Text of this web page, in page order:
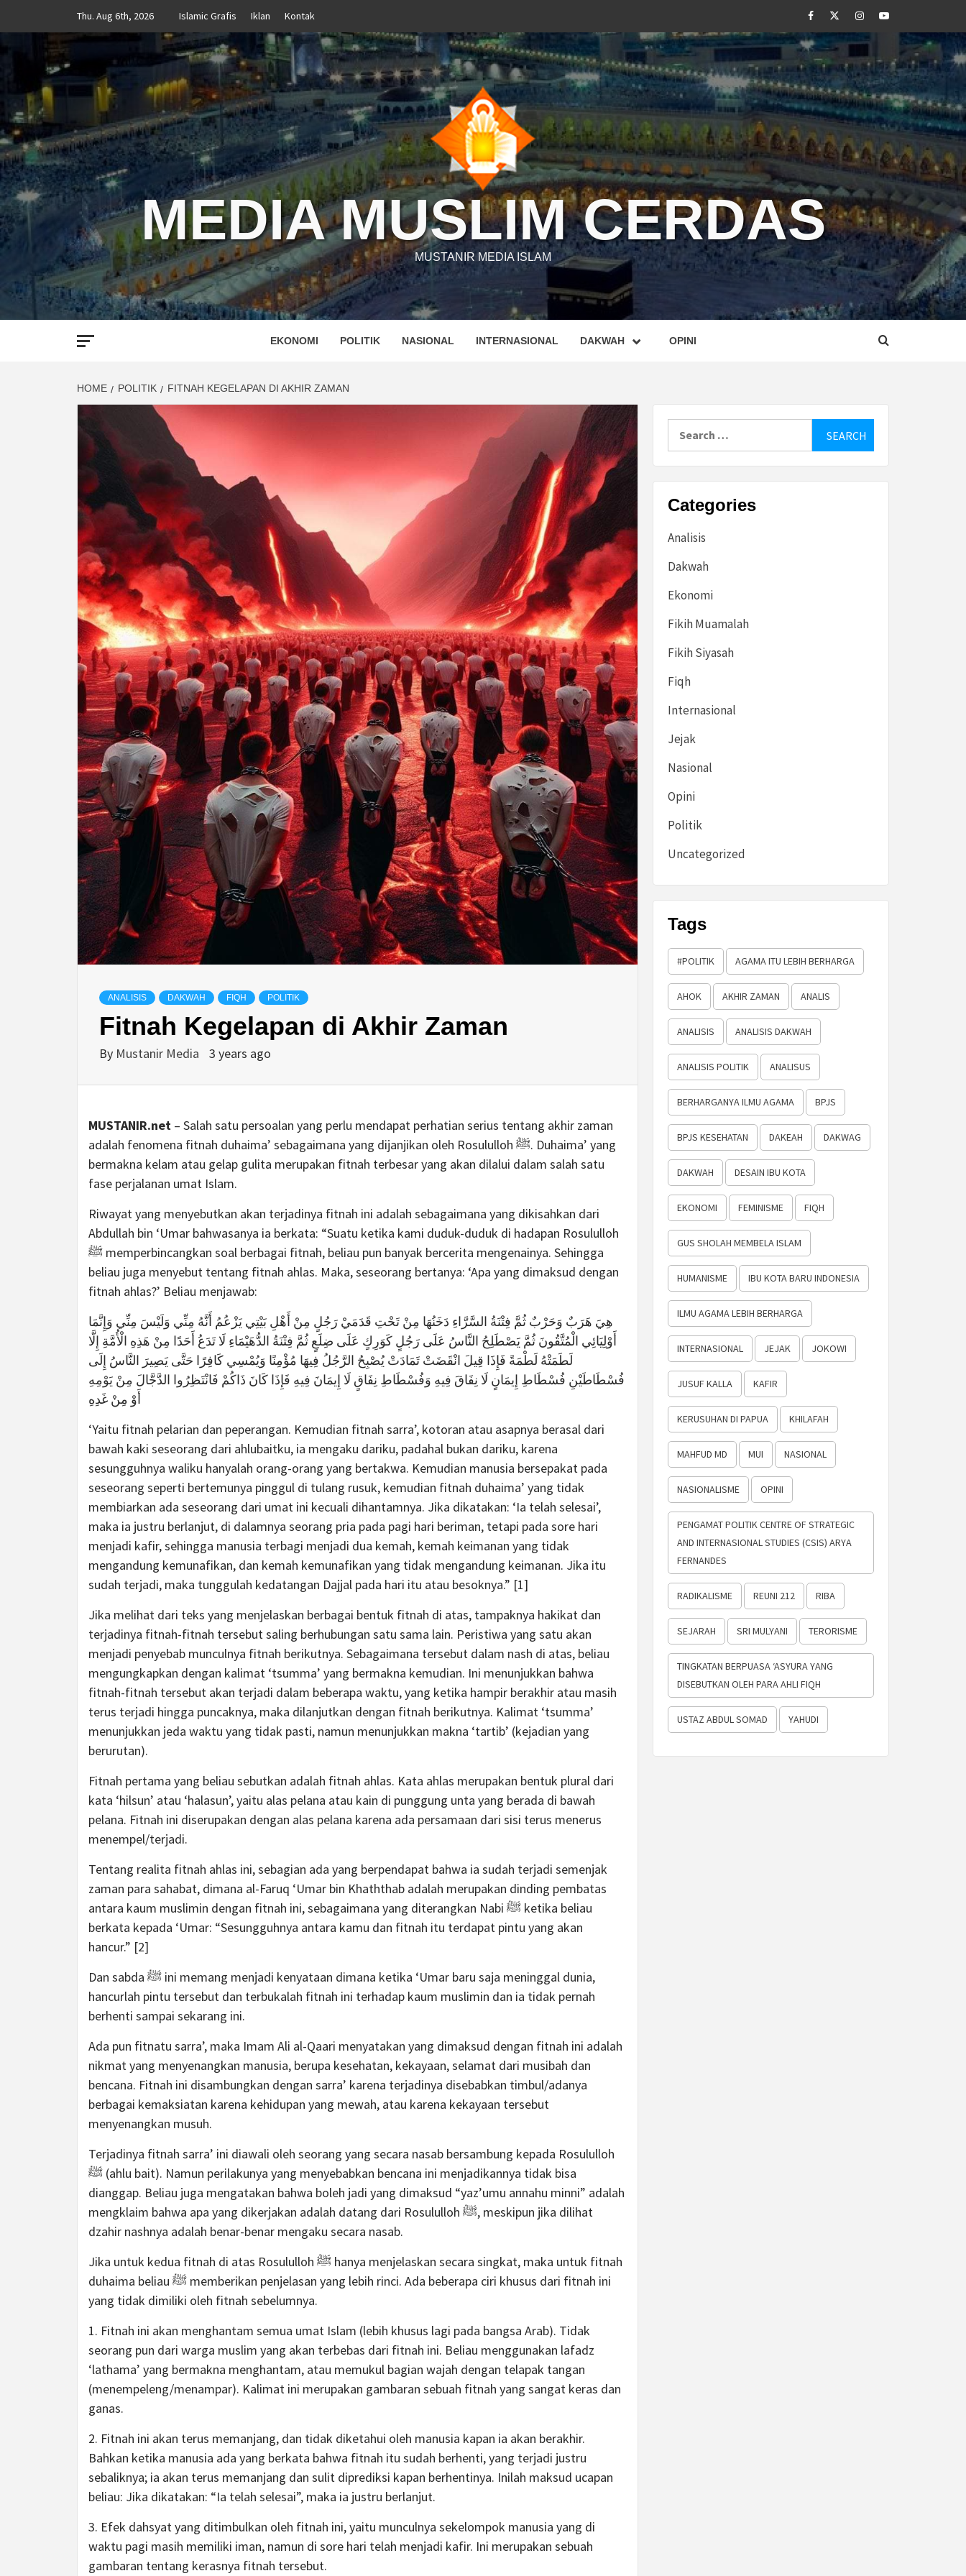
Thu. Aug 6th, 2026 Islamic Grafis Iklan Kontak FacebookTwitterInstagram
Youtube
MEDIA MUSLIM CERDAS
MUSTANIR MEDIA ISLAM
EKONOMI POLITIK NASIONAL INTERNASIONAL DAKWAH OPINI
HOME POLITIK FITNAH KEGELAPAN DI AKHIR ZAMAN
ANALISIS DAKWAH FIQH POLITIK
Fitnah Kegelapan di Akhir Zaman
By Mustanir Media 3 years ago
MUSTANIR.net – Salah satu persoalan yang perlu mendapat perhatian serius tentang akhir zaman
adalah fenomena fitnah duhaima’ sebagaimana yang dijanjikan oleh Rosululloh ﷺ. Duhaima’ yang
bermakna kelam atau gelap gulita merupakan fitnah terbesar yang akan dilalui dalam salah satu
fase perjalanan umat Islam.
Riwayat yang menyebutkan akan terjadinya fitnah ini adalah sebagaimana yang dikisahkan dari
Abdullah bin ‘Umar bahwasanya ia berkata: “Suatu ketika kami duduk-duduk di hadapan Rosululloh
ﷺ memperbincangkan soal berbagai fitnah, beliau pun banyak bercerita mengenainya. Sehingga
beliau juga menyebut tentang fitnah ahlas. Maka, seseorang bertanya: ‘Apa yang dimaksud dengan
fitnah ahlas?’ Beliau menjawab:
هِيَ هَرَبٌ وَحَرْبٌ ثُمَّ فِتْنَةُ السَّرَّاءِ دَخَنُهَا مِنْ تَحْتِ قَدَمَيْ رَجُلٍ مِنْ أَهْلِ بَيْتِي يَزْعُمُ أَنَّهُ مِنِّي وَلَيْسَ مِنِّي وَإِنَّمَا
أَوْلِيَائِي الْمُتَّقُونَ ثُمَّ يَصْطَلِحُ النَّاسُ عَلَى رَجُلٍ كَوَرِكٍ عَلَى ضِلَعٍ ثُمَّ فِتْنَةُ الدُّهَيْمَاءِ لَا تَدَعُ أَحَدًا مِنْ هَذِهِ الْأُمَّةِ إِلَّا
لَطَمَتْهُ لَطْمَةً فَإِذَا قِيلَ انْقَضَتْ تَمَادَتْ يُصْبِحُ الرَّجُلُ فِيهَا مُؤْمِنًا وَيُمْسِي كَافِرًا حَتَّى يَصِيرَ النَّاسُ إِلَى
فُسْطَاطَيْنِ فُسْطَاطِ إِيمَانٍ لَا نِفَاقَ فِيهِ وَفُسْطَاطِ نِفَاقٍ لَا إِيمَانَ فِيهِ فَإِذَا كَانَ ذَاكُمْ فَانْتَظِرُوا الدَّجَّالَ مِنْ يَوْمِهِ
أَوْ مِنْ غَدِهِ
‘Yaitu fitnah pelarian dan peperangan. Kemudian fitnah sarra’, kotoran atau asapnya berasal dari
bawah kaki seseorang dari ahlubaitku, ia mengaku dariku, padahal bukan dariku, karena
sesungguhnya waliku hanyalah orang-orang yang bertakwa. Kemudian manusia bersepakat pada
seseorang seperti bertemunya pinggul di tulang rusuk, kemudian fitnah duhaima’ yang tidak
membiarkan ada seseorang dari umat ini kecuali dihantamnya. Jika dikatakan: ‘Ia telah selesai’,
maka ia justru berlanjut, di dalamnya seorang pria pada pagi hari beriman, tetapi pada sore hari
men­jadi kafir, sehingga manusia terbagi menjadi dua kemah, kemah keimanan yang tidak
mengandung kemunafikan, dan kemah kemunafikan yang tidak mengandung keimanan. Jika itu
sudah terjadi, maka tunggulah kedatangan Dajjal pada hari itu atau besoknya.” [1]
Jika melihat dari teks yang menjelaskan berbagai bentuk fitnah di atas, tampaknya hakikat dan
terjadinya fitnah-fitnah tersebut saling berhubungan satu sama lain. Peristiwa yang satu akan
menjadi penyebab munculnya fitnah berikutnya. Sebagaimana tersebut dalam nash di atas, beliau
mengungkapkan dengan kalimat ‘tsumma’ yang bermakna kemudian. Ini menunjukkan bahwa
fitnah-fitnah tersebut akan terjadi dalam beberapa waktu, yang ketika hampir berakhir atau masih
terus terjadi hingga puncaknya, maka dilanjutkan dengan fitnah berikutnya. Kalimat ‘tsumma’
menunjukkan jeda waktu yang tidak pasti, namun menunjukkan makna ‘tartib’ (kejadian yang
berurutan).
Fitnah pertama yang beliau sebutkan adalah fitnah ahlas. Kata ahlas merupakan bentuk plural dari
kata ‘hilsun’ atau ‘halasun’, yaitu alas pelana atau kain di punggung unta yang berada di bawah
pelana. Fitnah ini diserupakan dengan alas pelana karena ada persamaan dari sisi terus menerus
menempel/terjadi.
Tentang realita fitnah ahlas ini, sebagian ada yang berpendapat bahwa ia sudah terjadi semenjak
zaman para sahabat, dimana al-Faruq ‘Umar bin Khaththab adalah merupakan dinding pembatas
antara kaum muslim­in dengan fitnah ini, sebagaimana yang diterangkan Nabi ﷺ ketika beliau
berkata kepada ‘Umar: “Sesungguhnya antara kamu dan fitnah itu terdapat pintu yang akan
hancur.” [2]
Dan sabda ﷺ ini memang menjadi kenyataan dimana ketika ‘Umar baru saja meninggal dunia,
hancurlah pintu tersebut dan terbukalah fitnah ini terhadap kaum muslimin dan ia tidak pernah
berhenti sampai sekarang ini.
Ada pun fitnatu sarra’, maka Imam Ali al-Qaari menyatakan yang dimaksud dengan fitnah ini adalah
nikmat yang menyenangkan manusia, berupa kesehatan, kekayaan, selamat dari musibah dan
bencana. Fitnah ini disambungkan dengan sarra’ karena terjadinya disebabkan timbul/adanya
berbagai kemaksiatan karena kehidupan yang mewah, atau karena kekayaan tersebut
menyenangkan musuh.
Terjadinya fitnah sarra’ ini diawali oleh seorang yang secara nasab bersambung kepada Rosululloh
ﷺ (ahlu bait). Namun perilakunya yang menyebabkan bencana ini menjadikannya tidak bisa
dianggap. Beliau juga mengatakan bahwa boleh jadi yang dimaksud “yaz’umu annahu minni” adalah
mengklaim bahwa apa yang dikerjakan adalah datang dari Rosululloh ﷺ, meskipun jika dilihat
dzahir nashnya adalah benar-benar mengaku secara nasab.
Jika untuk kedua fitnah di atas Rosululloh ﷺ hanya menjelaskan secara singkat, maka untuk fitnah
duhaima beliau ﷺ memberikan penjelasan yang lebih rinci. Ada beberapa ciri khusus dari fitnah ini
yang tidak dimiliki oleh fitnah sebelumnya.
1. Fitnah ini akan menghantam semua umat Islam (lebih khusus lagi pada bangsa Arab). Tidak
seorang pun dari warga muslim yang akan terbebas dari fitnah ini. Beliau menggunakan lafadz
‘lathama’ yang bermakna menghantam, atau memukul bagian wajah dengan telapak tangan
(menempeleng/menampar). Kalimat ini merupakan gambaran sebuah fitnah yang sangat keras dan
ganas.
2. Fitnah ini akan terus memanjang, dan tidak diketahui oleh manusia kapan ia akan berakhir.
Bahkan ketika manusia ada yang berkata bahwa fitnah itu sudah berhenti, yang terjadi justru
sebaliknya; ia akan terus memanjang dan sulit diprediksi kapan berhentinya. Inilah maksud ucapan
beliau: Jika dikatakan: “Ia telah selesai”, maka ia justru berlanjut.
3. Efek dahsyat yang ditimbulkan oleh fitnah ini, yaitu munculnya sekelompok manusia yang di
waktu pagi masih memiliki iman, namun di sore hari telah menjadi kafir. Ini merupakan sebuah
gambaran tentang kerasnya fitnah tersebut.
Categories
Analisis
Dakwah
Ekonomi
Fikih Muamalah
Fikih Siyasah
Fiqh
Internasional
Jejak
Nasional
Opini
Politik
Uncategorized
Tags
#POLITIK AGAMA ITU LEBIH BERHARGA
AHOK AKHIR ZAMAN ANALIS
ANALISIS ANALISIS DAKWAH
ANALISIS POLITIK ANALISUS
BERHARGANYA ILMU AGAMA BPJS
BPJS KESEHATAN DAKEAH DAKWAG
DAKWAH DESAIN IBU KOTA
EKONOMI FEMINISME FIQH
GUS SHOLAH MEMBELA ISLAM
HUMANISME IBU KOTA BARU INDONESIA
ILMU AGAMA LEBIH BERHARGA
INTERNASIONAL JEJAK JOKOWI
JUSUF KALLA KAFIR
KERUSUHAN DI PAPUA KHILAFAH
MAHFUD MD MUI NASIONAL
NASIONALISME OPINI
PENGAMAT POLITIK CENTRE OF STRATEGIC
AND INTERNASIONAL STUDIES (CSIS) ARYA
FERNANDES
RADIKALISME REUNI 212 RIBA
SEJARAH SRI MULYANI TERORISME
TINGKATAN BERPUASA ‘ASYURA YANG
DISEBUTKAN OLEH PARA AHLI FIQH
USTAZ ABDUL SOMAD YAHUDI